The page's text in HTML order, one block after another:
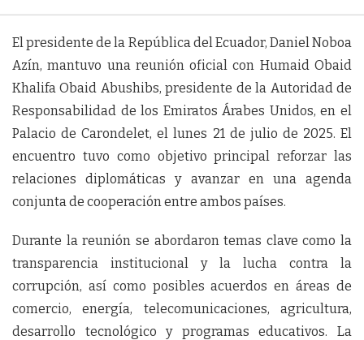
El presidente de la República del Ecuador, Daniel Noboa
Azín, mantuvo una reunión oficial con Humaid Obaid
Khalifa Obaid Abushibs, presidente de la Autoridad de
Responsabilidad de los Emiratos Árabes Unidos, en el
Palacio de Carondelet, el lunes 21 de julio de 2025. El
encuentro tuvo como objetivo principal reforzar las
relaciones diplomáticas y avanzar en una agenda
conjunta de cooperación entre ambos países.
Durante la reunión se abordaron temas clave como la
transparencia institucional y la lucha contra la
corrupción, así como posibles acuerdos en áreas de
comercio, energía, telecomunicaciones, agricultura,
desarrollo tecnológico y programas educativos. La